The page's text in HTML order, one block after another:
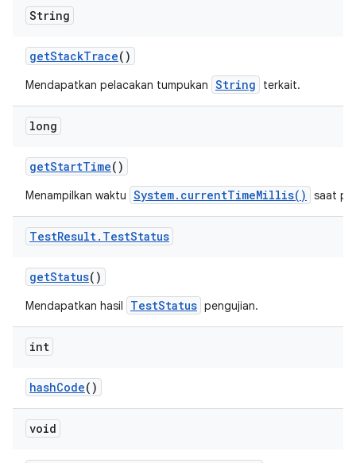
String
getStackTrace()
Mendapatkan pelacakan tumpukan String terkait.
long
getStartTime()
Menampilkan waktu System.currentTimeMillis() saat
TestResult. TestStatus
getStatus()
Mendapatkan hasil TestStatus pengujian.
int
hashCode()
void